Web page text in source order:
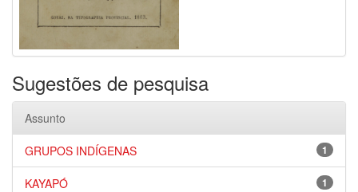
Sugestões de pesquisa
Assunto
1
GRUPOS INDÍGENAS
1
KAYAPÓ